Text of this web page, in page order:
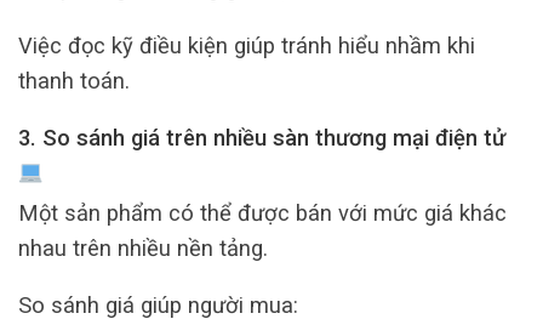
Việc đọc kỹ điều kiện giúp tránh hiểu nhầm khi
thanh toán.
3. So sánh giá trên nhiều sàn thương mại điện tử
Một sản phẩm có thể được bán với mức giá khác
nhau trên nhiều nền tảng.
So sánh giá giúp người mua: